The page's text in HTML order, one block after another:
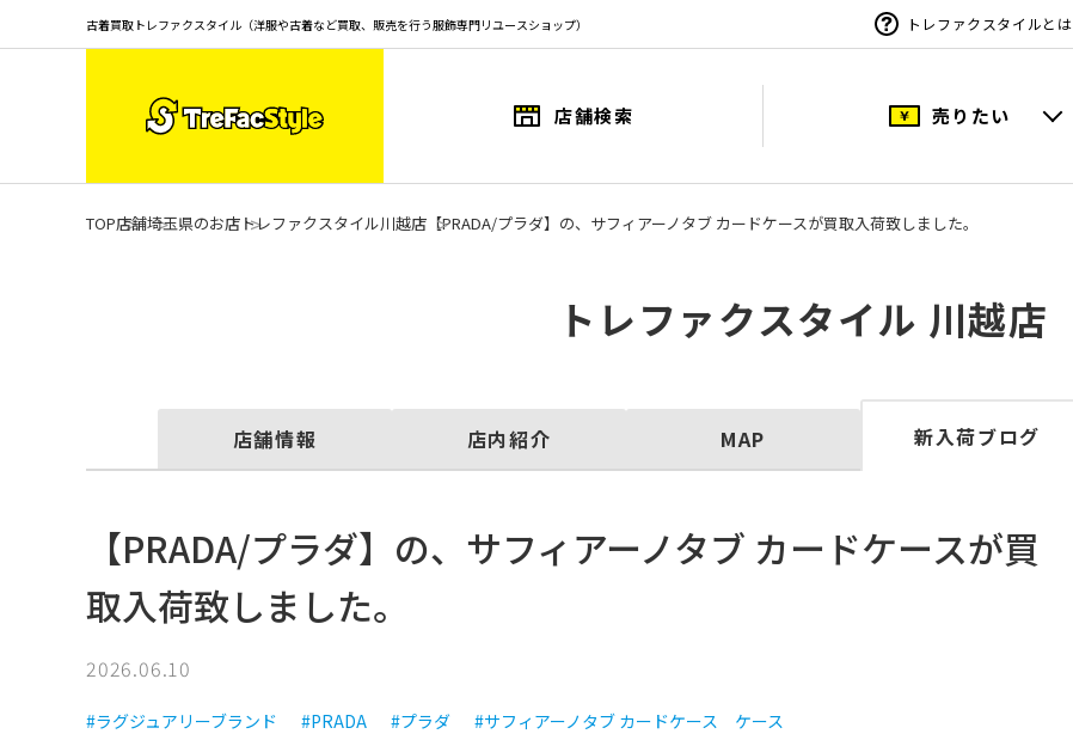
古着買取トレファクスタイル（洋服や古着など買取、販売を行う服飾専門リユースショップ） トレファクスタイルとは
店舗検索 売りたい
TOP店舗埼玉県のお店 トレファクスタイル川越店 【PRADA/プラダ】の、サフィアーノタブ カードケースが買取入荷致しました。
トレファクスタイル 川越店
店舗情報 店内紹介 MAP 新入荷ブログ
【PRADA/プラダ】の、サフィアーノタブ カードケースが買
取入荷致しました。
2026.06.10
#ラグジュアリーブランド #PRADA #プラダ #サフィアーノタブ カードケース ケース